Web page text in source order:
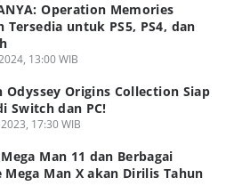
Operation Memories
Tersedia untuk PS5, PS4, dan
13:00 WIB
Odyssey Origins Collection Siap
Switch dan PC!
17:30 WIB
Man 11 dan Berbagai
Mega Man X akan Dirilis Tahun